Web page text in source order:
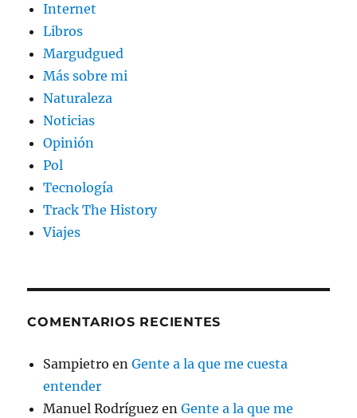
Internet
Libros
Margudgued
Más sobre mi
Naturaleza
Noticias
Opinión
Pol
Tecnología
Track The History
Viajes
COMENTARIOS RECIENTES
Sampietro enGente a la que me cuesta
entender
Manuel Rodríguez enGente a la que me